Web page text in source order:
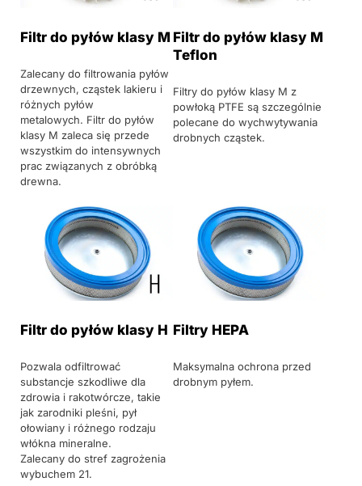
Filtr do pyłów klasy M
Zalecany do filtrowania pyłów
drzewnych, cząstek lakieru i
różnych pyłów
metalowych. Filtr do pyłów
klasy M zaleca się przede
wszystkim do intensywnych
prac związanych z obróbką
drewna.
Filtr do pyłów klasy M
Teflon
Filtry do pyłów klasy M z
powłoką PTFE są szczególnie
polecane do wychwytywania
drobnych cząstek.
Filtr do pyłów klasy H
Pozwala odfiltrować
substancje szkodliwe dla
zdrowia i rakotwórcze, takie
jak zarodniki pleśni, pył
ołowiany i różnego rodzaju
włókna mineralne.
Zalecany do stref zagrożenia
wybuchem 21.
Filtry HEPA
Maksymalna ochrona przed
drobnym pyłem.